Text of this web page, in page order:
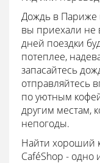
Дождь в Париже
вы приехали не
дней поездки
потеплее,
запасайтесь
отправляйтесь
по уютным
другим местам,
непогоды.
Найти хороший
CaféShop - одно